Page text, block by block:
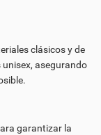
clásicos y de
asegurando
garantizar la